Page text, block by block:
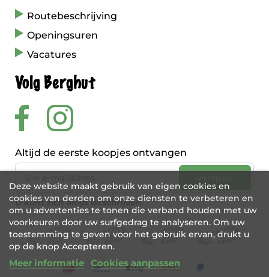
Routebeschrijving
Openingsuren
Vacatures
Volg Berghut
Altijd de eerste koopjes ontvangen
U kunt zich altijd uitschrijven
Deze website maakt gebruik van eigen cookies en
cookies van derden om onze diensten te verbeteren en
om u advertenties te tonen die verband houden met uw
voorkeuren door uw surfgedrag te analyseren. Om uw
toestemming te geven voor het gebruik ervan, drukt u
op de knop Accepteren.
Meer informatie Cookies aanpassen